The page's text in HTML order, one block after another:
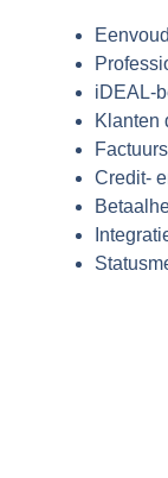
iDEAL-
Klanten
Credit-